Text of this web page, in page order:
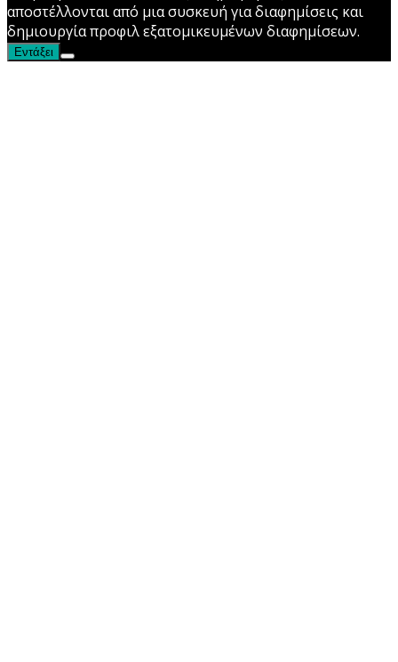
αποστέλλονται από μια συσκευή για διαφημίσεις και
δημιουργία προφιλ εξατομικευμένων διαφημίσεων.
Εντάξει